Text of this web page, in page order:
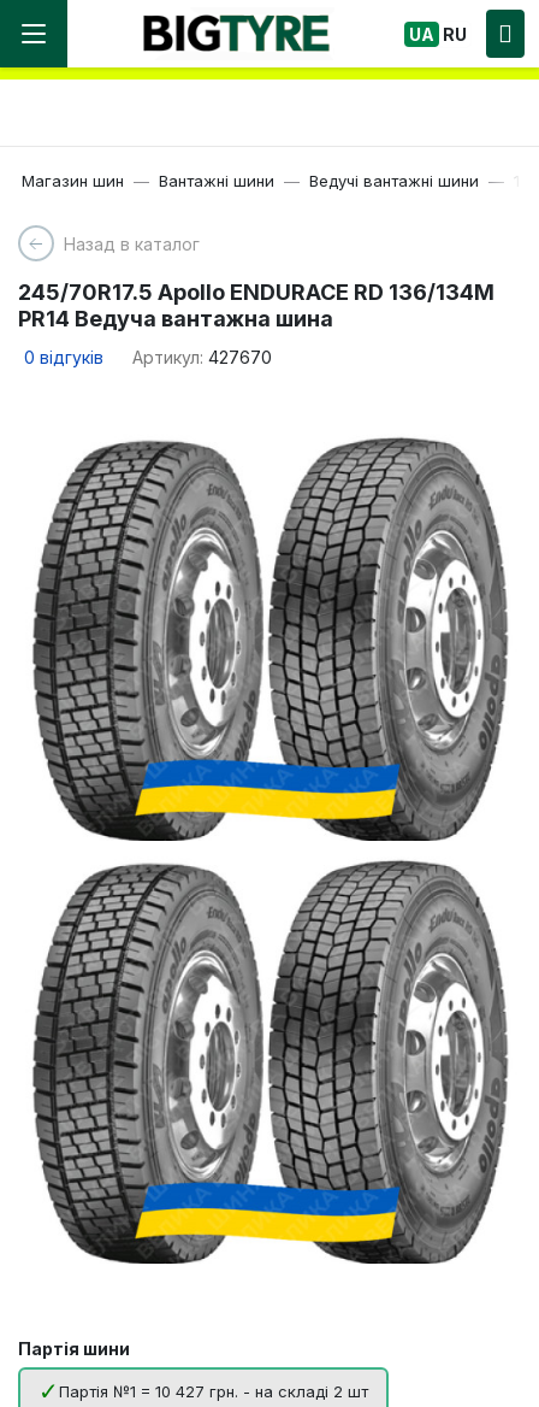
Ми працюємо! Великий вибір Шин, швидка
доставка по Україні!
UA RU
Магазин шин Вантажні шини Ведучі вантажні шини 17.5
Назад в каталог
245/70R17.5 Apollo ENDURACE RD 136/134M
PR14 Ведуча вантажна шина
0 відгуків Артикул: 427670
Партія шини
Партія №1 = 10 427 грн. - на складі 2 шт